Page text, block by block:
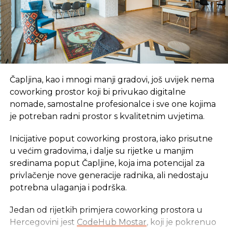
Cijene industrijskih proizvoda na stranom tržištu u
aprilu, u poređenju sa martom, niže su u energiji za
odsto, dok je rast zabilježen u intermedijarnim
proizvodima za 0,4 odsto.
U aprilu ove, u poređenju sa istim mjesecom 2015.
opale su u energiji za 21,4 odsto, intermedijarnim
proizvodima za 6,1 odsto, kapitalnim proizvodima za
1,8 odsto, trajnim potrošakim dobrima za 0,8 odsto,
te netrajnim potrošačkim dobrima za 3,9 odsto.
Izvor: Srna
Čapljina, kao i mnogi manji gradovi, još uvijek nema
coworking prostor koji bi privukao digitalne
nomade, samostalne profesionalce i sve one kojima
je potreban radni prostor s kvalitetnim uvjetima.
Inicijative poput coworking prostora, iako prisutne
u većim gradovima, i dalje su rijetke u manjim
sredinama poput Čapljine, koja ima potencijal za
privlačenje nove generacije radnika, ali nedostaju
potrebna ulaganja i podrška.
Jedan od rijetkih primjera coworking prostora u
Hercegovini jest CodeHub Mostar, koji je pokrenuo